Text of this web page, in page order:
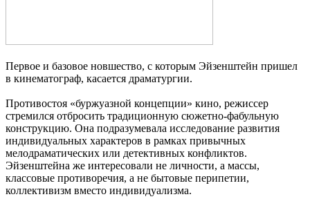
Первое и базовое новшество, с которым Эйзенштейн пришел
в кинематограф, касается драматургии.
Противостоя «буржуазной концепции» кино, режиссер
стремился отбросить традиционную сюжетно-фабульную
конструкцию. Она подразумевала исследование развития
индивидуальных характеров в рамках привычных
мелодраматических или детективных конфликтов.
Эйзенштейна же интересовали не личности, а массы,
классовые противоречия, а не бытовые перипетии,
коллективизм вместо индивидуализма.